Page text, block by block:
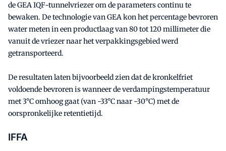
de GEA IQF-tunnelvriezer om de parameters continu te
bewaken. De technologie van GEA kon het percentage bevroren
water meten in een productlaag van 80 tot 120 millimeter die
vanuit de vriezer naar het verpakkingsgebied werd
getransporteerd.
De resultaten laten bijvoorbeeld zien dat de kronkelfriet
voldoende bevroren is wanneer de verdampingstemperatuur
met 3°C omhoog gaat (van -33°C naar -30°C) met de
oorspronkelijke retentietijd.
IFFA